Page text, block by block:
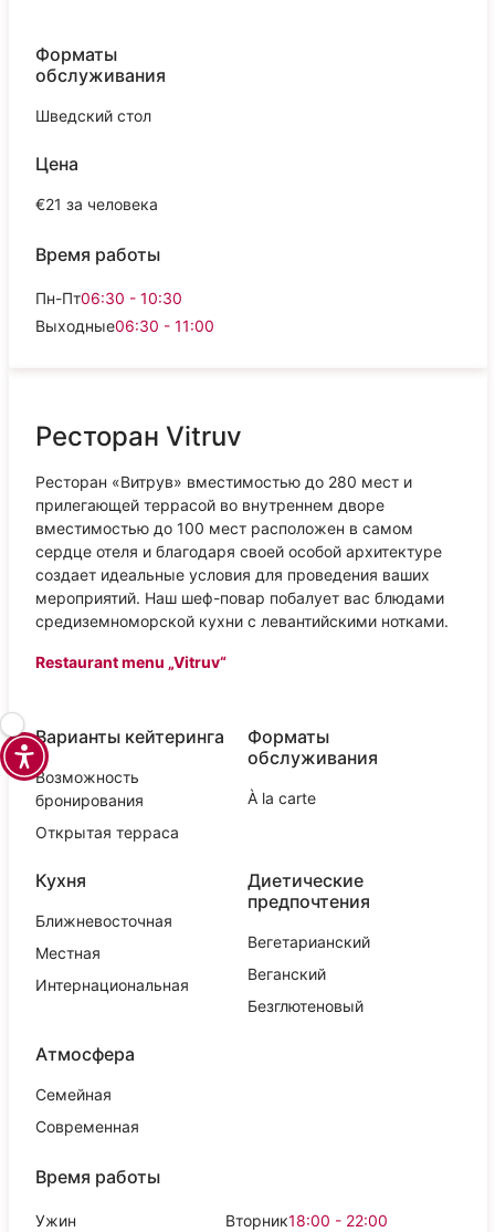
Форматы
обслуживания
Шведский стол
Цена
€21 за человека
Время работы
Пн-Пт06:30 - 10:30
Выходные06:30 - 11:00
Ресторан Vitruv
Ресторан «Витрув» вместимостью до 280 мест и
прилегающей террасой во внутреннем дворе
вместимостью до 100 мест расположен в самом
сердце отеля и благодаря своей особой архитектуре
создает идеальные условия для проведения ваших
мероприятий. Наш шеф-повар побалует вас блюдами
средиземноморской кухни с левантийскими нотками.
Restaurant menu „Vitruv“
Варианты кейтеринга
Возможность
бронирования
Открытая терраса
Форматы
обслуживания
À la carte
Кухня
Ближневосточная
Местная
Интернациональная
Диетические
предпочтения
Вегетарианский
Веганский
Безглютеновый
Атмосфера
Семейная
Современная
Время работы
Ужин Вторник18:00 - 22:00